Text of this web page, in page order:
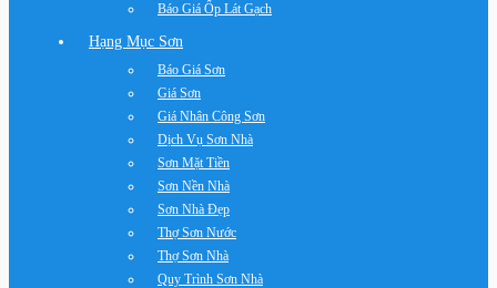
Báo Giá Ốp Lát Gạch
Hạng Mục Sơn
Báo Giá Sơn
Giá Sơn
Giá Nhân Công Sơn
Dịch Vụ Sơn Nhà
Sơn Mặt Tiền
Sơn Nền Nhà
Sơn Nhà Đẹp
Thợ Sơn Nước
Thợ Sơn Nhà
Quy Trình Sơn Nhà